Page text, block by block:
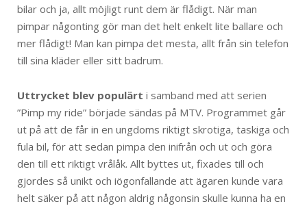
bilar och ja, allt möjligt runt dem är flådigt. När man
pimpar någonting gör man det helt enkelt lite ballare och
mer flådigt! Man kan pimpa det mesta, allt från sin telefon
till sina kläder eller sitt badrum.
Uttrycket blev populärt i samband med att serien
”Pimp my ride” började sändas på MTV. Programmet går
ut på att de får in en ungdoms riktigt skrotiga, taskiga och
fula bil, för att sedan pimpa den inifrån och ut och göra
den till ett riktigt vrålåk. Allt byttes ut, fixades till och
gjordes så unikt och iögonfallande att ägaren kunde vara
helt säker på att någon aldrig någonsin skulle kunna ha en